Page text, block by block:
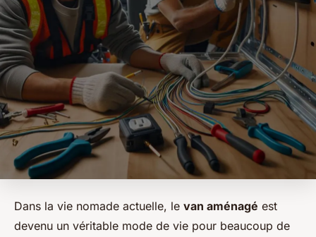
Dans la vie nomade actuelle, le van aménagé est
devenu un véritable mode de vie pour beaucoup de